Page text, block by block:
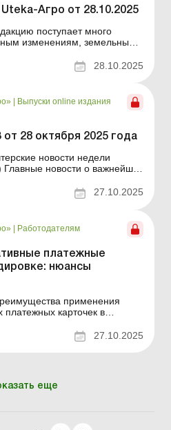
Агро от 28.10.2025
поступает много
изменениям, земельным
консультации, которые
в сложных
28.10.2025
Выпуски online издания
28 октября 2025 года
помощь
ограничения по сроку
27.10.2025
| Работодателям
платежные
нюансы
применения
платежных карточек в
отчета об
Баланс-Агро № 43 от 28
27.10.2025
еще